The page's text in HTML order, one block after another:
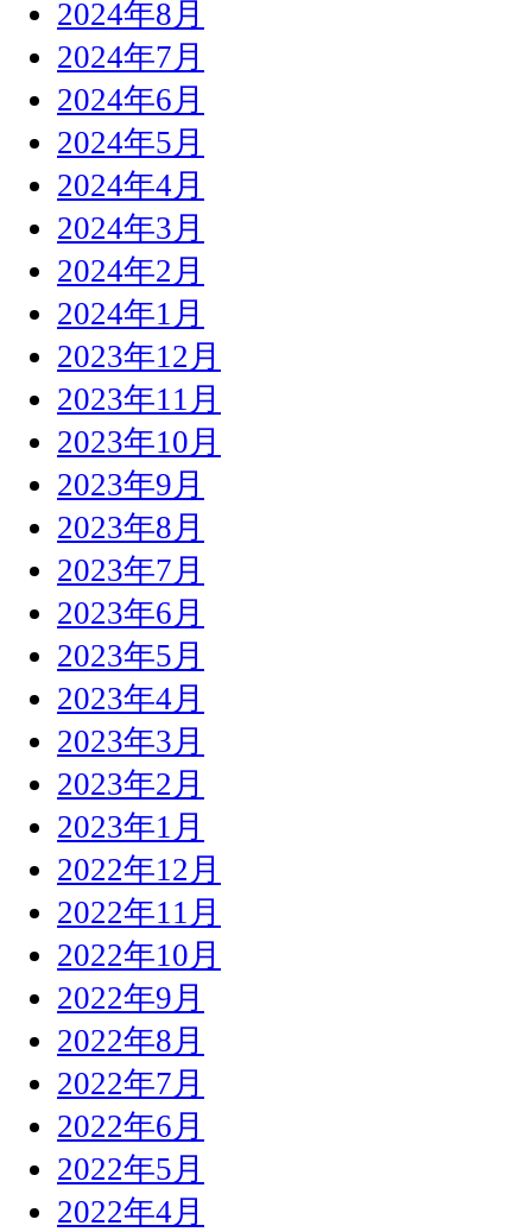
2024年8月
2024年7月
2024年6月
2024年5月
2024年4月
2024年3月
2024年2月
2024年1月
2023年12月
2023年11月
2023年10月
2023年9月
2023年8月
2023年7月
2023年6月
2023年5月
2023年4月
2023年3月
2023年2月
2023年1月
2022年12月
2022年11月
2022年10月
2022年9月
2022年8月
2022年7月
2022年6月
2022年5月
2022年4月